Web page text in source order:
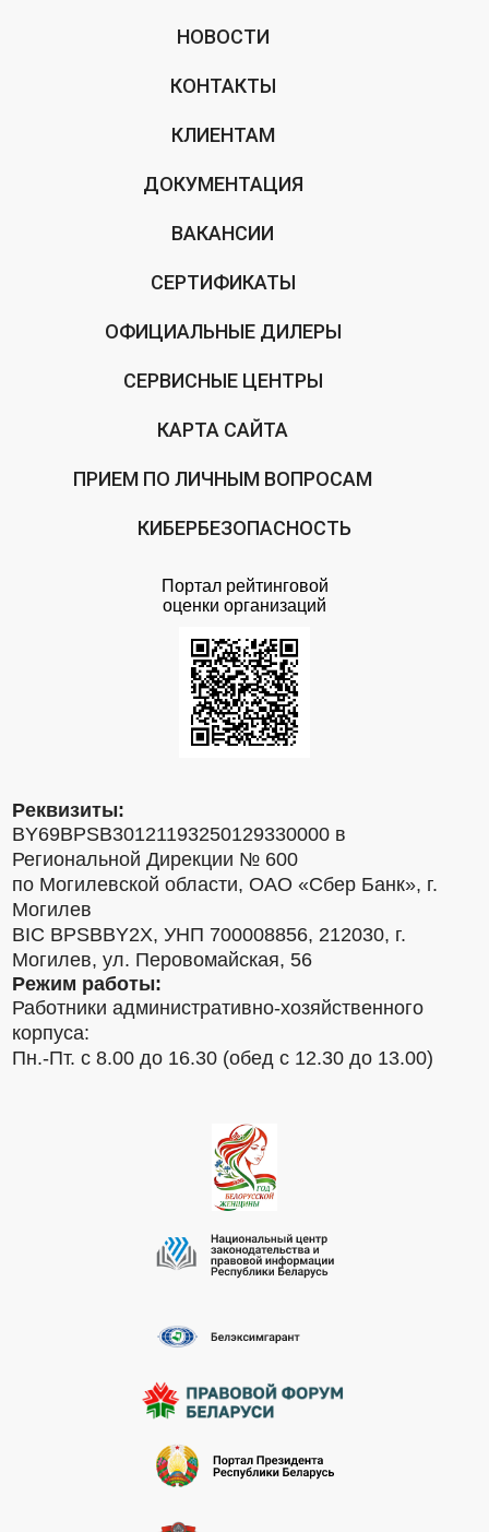
НОВОСТИ
КОНТАКТЫ
КЛИЕНТАМ
ДОКУМЕНТАЦИЯ
ВАКАНСИИ
СЕРТИФИКАТЫ
ОФИЦИАЛЬНЫЕ ДИЛЕРЫ
СЕРВИСНЫЕ ЦЕНТРЫ
КАРТА САЙТА
ПРИЕМ ПО ЛИЧНЫМ ВОПРОСАМ
КИБЕРБЕЗОПАСНОСТЬ
Портал рейтинговой
оценки организаций
Реквизиты:
BY69BPSB30121193250129330000 в
Региональной Дирекции № 600
по Могилевской области, ОАО «Сбер Банк», г.
Могилев
BIC BPSBBY2X, УНП 700008856, 212030, г.
Могилев, ул. Перовомайская, 56
Режим работы:
Работники административно-хозяйственного
корпуса:
Пн.-Пт. с 8.00 до 16.30 (обед с 12.30 до 13.00)